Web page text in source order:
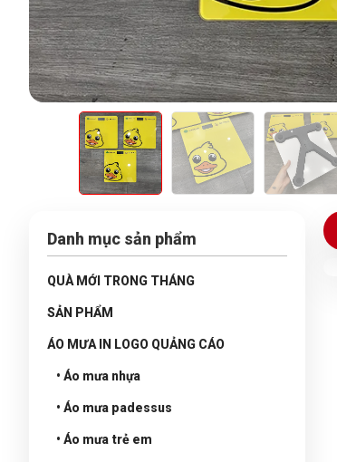
Danh mục sản phẩm
QUÀ MỚI TRONG THÁNG
SẢN PHẨM
ÁO MƯA IN LOGO QUẢNG CÁO
• Áo mưa nhựa
• Áo mưa padessus
• Áo mưa trẻ em